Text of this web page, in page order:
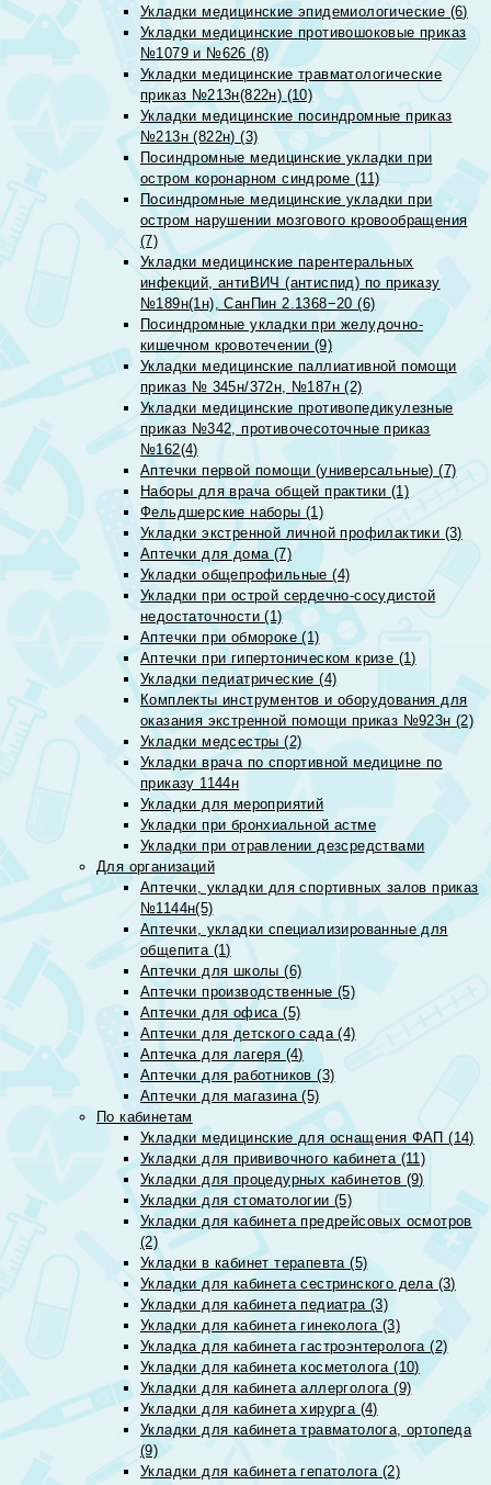
Укладки медицинские эпидемиологические (6)
Укладки медицинские противошоковые приказ
№1079 и №626 (8)
Укладки медицинские травматологические
приказ №213н(822н) (10)
Укладки медицинские посиндромные приказ
№213н (822н) (3)
Посиндромные медицинские укладки при
остром коронарном синдроме (11)
Посиндромные медицинские укладки при
остром нарушении мозгового кровообращения
(7)
Укладки медицинские парентеральных
инфекций, антиВИЧ (антиспид) по приказу
№189н(1н), СанПин 2.1368−20 (6)
Посиндромные укладки при желудочно-
кишечном кровотечении (9)
Укладки медицинские паллиативной помощи
приказ № 345н/372н, №187н (2)
Укладки медицинские противопедикулезные
приказ №342, противочесоточные приказ
№162(4)
Аптечки первой помощи (универсальные) (7)
Наборы для врача общей практики (1)
Фельдшерские наборы (1)
Укладки экстренной личной профилактики (3)
Аптечки для дома (7)
Укладки общепрофильные (4)
Укладки при острой сердечно-сосудистой
недостаточности (1)
Аптечки при обмороке (1)
Аптечки при гипертоническом кризе (1)
Укладки педиатрические (4)
Комплекты инструментов и оборудования для
оказания экстренной помощи приказ №923н (2)
Укладки медсестры (2)
Укладки врача по спортивной медицине по
приказу 1144н
Укладки для мероприятий
Укладки при бронхиальной астме
Укладки при отравлении дезсредствами
Для организаций
Аптечки, укладки для спортивных залов приказ
№1144н(5)
Аптечки, укладки специализированные для
общепита (1)
Аптечки для школы (6)
Аптечки производственные (5)
Аптечки для офиса (5)
Аптечки для детского сада (4)
Аптечка для лагеря (4)
Аптечки для работников (3)
Аптечки для магазина (5)
По кабинетам
Укладки медицинские для оснащения ФАП (14)
Укладки для прививочного кабинета (11)
Укладки для процедурных кабинетов (9)
Укладки для стоматологии (5)
Укладки для кабинета предрейсовых осмотров
(2)
Укладки в кабинет терапевта (5)
Укладки для кабинета сестринского дела (3)
Укладки для кабинета педиатра (3)
Укладки для кабинета гинеколога (3)
Укладка для кабинета гастроэнтеролога (2)
Укладки для кабинета косметолога (10)
Укладки для кабинета аллерголога (9)
Укладки для кабинета хирурга (4)
Укладки для кабинета травматолога, ортопеда
(9)
Укладки для кабинета гепатолога (2)